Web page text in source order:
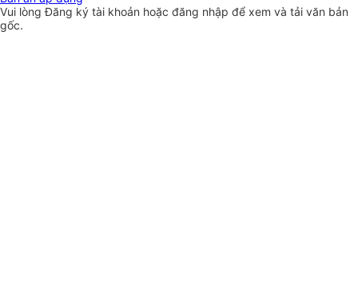
Vui lòngĐăng ký tài khoản hoặc đăng nhập để xem và tải văn bản
gốc.